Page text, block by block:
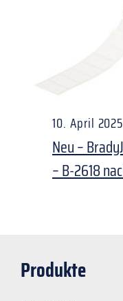
10. April 2025
Neu –
– B-2618
Produkte